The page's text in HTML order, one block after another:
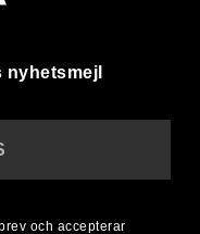
nyhetsmejl
och accepterar